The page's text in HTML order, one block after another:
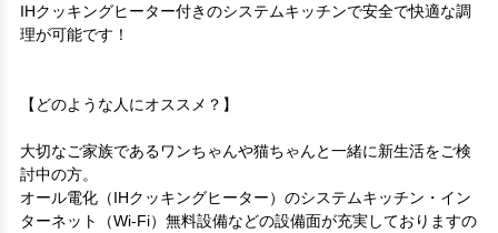
IHクッキングヒーター付きのシステムキッチンで安全で快適な調
理が可能です！
【どのような人にオススメ？】
大切なご家族であるワンちゃんや猫ちゃんと一緒に新生活をご検
討中の方。
オール電化（IHクッキングヒーター）のシステムキッチン・イン
ターネット（Wi-Fi）無料設備などの設備面が充実しておりますの